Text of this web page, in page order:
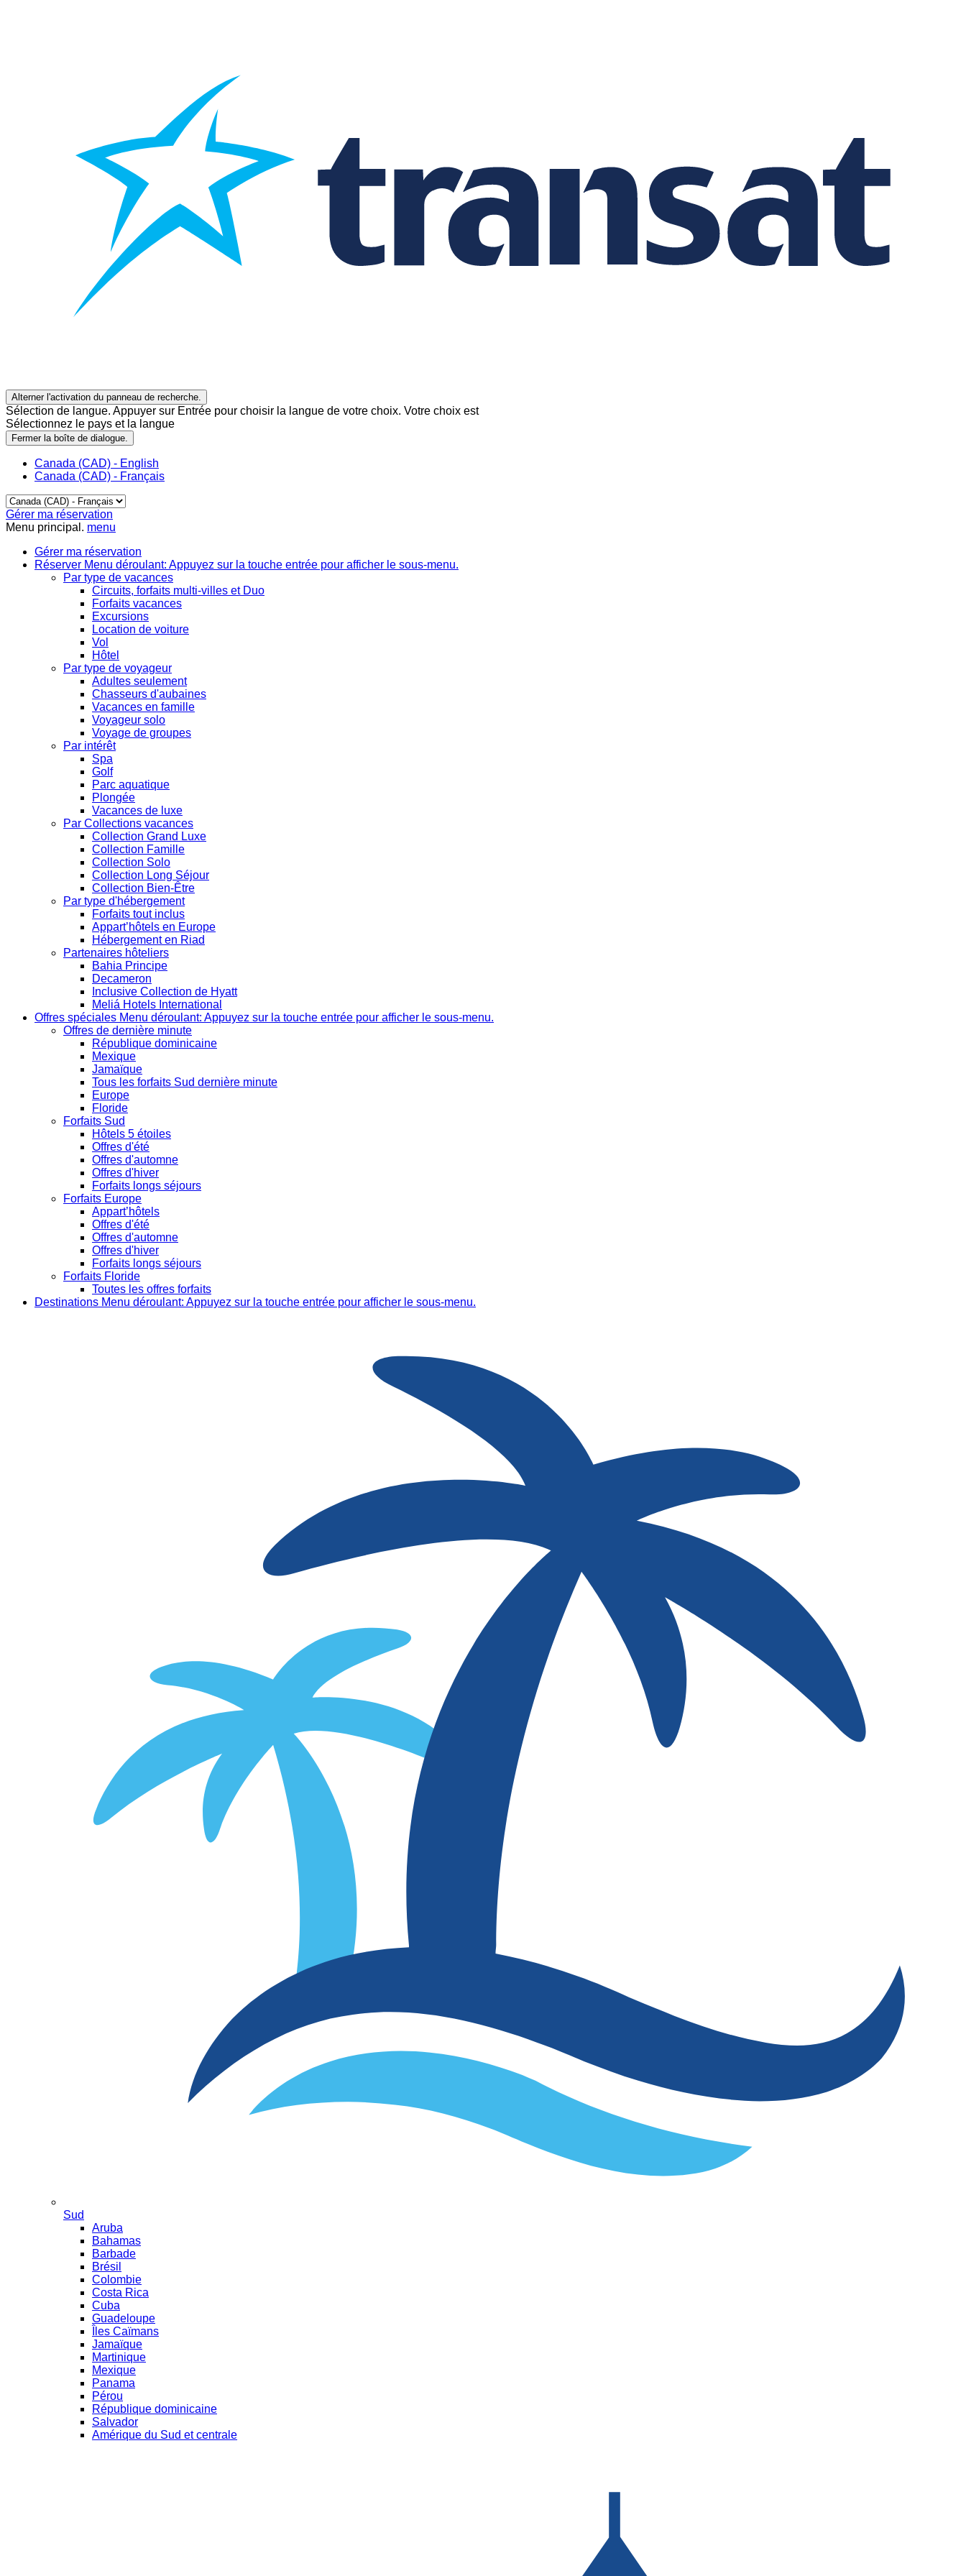
Alterner l'activation du panneau de recherche.
Sélection de langue. Appuyer sur Entrée pour choisir la langue de votre choix. Votre choix est
Sélectionnez le pays et la langue
Fermer la boîte de dialogue.
Canada (CAD) - English
Canada (CAD) - Français
Gérer ma réservation
Menu principal. menu
Gérer ma réservation
Réserver Menu déroulant: Appuyez sur la touche entrée pour afficher le sous-menu.
Par type de vacances
Circuits, forfaits multi-villes et Duo
Forfaits vacances
Excursions
Location de voiture
Vol
Hôtel
Par type de voyageur
Adultes seulement
Chasseurs d'aubaines
Vacances en famille
Voyageur solo
Voyage de groupes
Par intérêt
Spa
Golf
Parc aquatique
Plongée
Vacances de luxe
Par Collections vacances
Collection Grand Luxe
Collection Famille
Collection Solo
Collection Long Séjour
Collection Bien-Être
Par type d'hébergement
Forfaits tout inclus
Appart’hôtels en Europe
Hébergement en Riad
Partenaires hôteliers
Bahia Principe
Decameron
Inclusive Collection de Hyatt
Meliá Hotels International
Offres spéciales Menu déroulant: Appuyez sur la touche entrée pour afficher le sous-menu.
Offres de dernière minute
République dominicaine
Mexique
Jamaïque
Tous les forfaits Sud dernière minute
Europe
Floride
Forfaits Sud
Hôtels 5 étoiles
Offres d'été
Offres d'automne
Offres d'hiver
Forfaits longs séjours
Forfaits Europe
Appart’hôtels
Offres d'été
Offres d'automne
Offres d'hiver
Forfaits longs séjours
Forfaits Floride
Toutes les offres forfaits
Destinations Menu déroulant: Appuyez sur la touche entrée pour afficher le sous-menu.
Sud
Aruba
Bahamas
Barbade
Brésil
Colombie
Costa Rica
Cuba
Guadeloupe
Îles Caïmans
Jamaïque
Martinique
Mexique
Panama
Pérou
République dominicaine
Salvador
Amérique du Sud et centrale